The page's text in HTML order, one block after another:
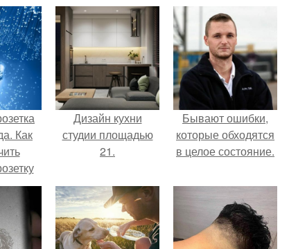
Как
Дизайн кухни
студии площадью
21.
Бывают ошибки,
которые обходятся
в целое состояние.